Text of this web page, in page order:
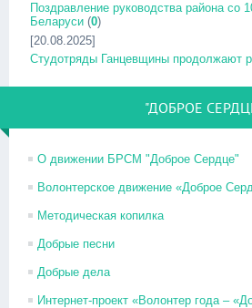
Поздравление руководства района со
Беларуси (0)
[20.08.2025]
Студотряды Ганцевщины продолжают
"ДОБРОЕ
О движении БРСМ "Доброе Сердце"
Волонтерское движение «Доброе
Методическая копилка
Добрые песни
Добрые дела
Интернет-проект «Волонтер года –